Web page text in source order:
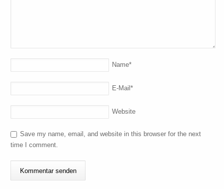
Name*
E-Mail*
Website
Save my name, email, and website in this browser for the next
time I comment.